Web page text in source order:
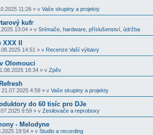
11:26 » v Vaše skupiny a projekty
kufr
13:04 » v Snímače, hardware, příslušenství, údržba
II
14:51 » v Recenze Vaší výbavy
Olomouci
18:34 » v Zpěv
21.07.2025 4:59 » v Vaše skupiny a projekty
do 60 tisíc pro DJe
9:59 » v Zesilovače a reproboxy
- Melodyne
19:54 » v Studio a recording